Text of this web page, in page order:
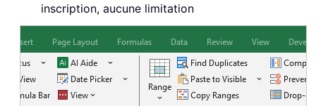
inscription, aucune limitation